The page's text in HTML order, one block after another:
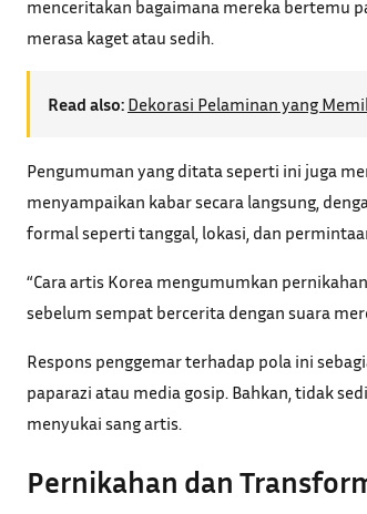
menceritakan bagaimana mereka bertemu
merasa kaget atau sedih.
Read also: Dekorasi Pelaminan yang
Pengumuman yang ditata seperti ini juga
menyampaikan kabar secara langsung,
formal seperti tanggal, lokasi, dan
“Cara artis Korea mengumumkan
sebelum sempat bercerita dengan suara
Respons penggemar terhadap pola ini
paparazi atau media gosip. Bahkan, tidak
menyukai sang artis.
Pernikahan dan